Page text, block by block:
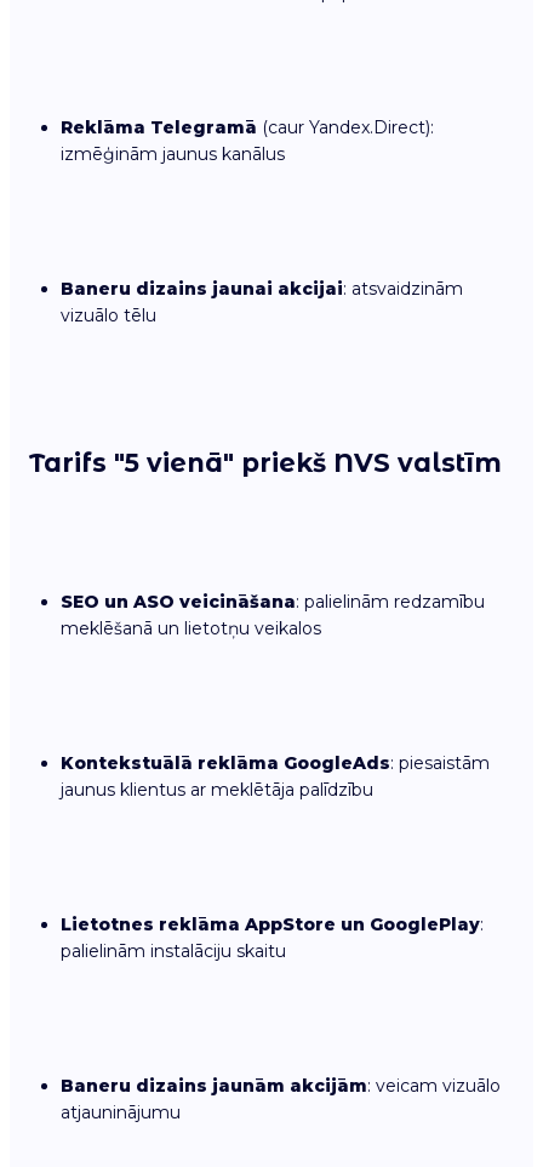
Reklāma Telegramā (caur Yandex.Direct):
izmēģinām jaunus kanālus
Baneru dizains jaunai akcijai: atsvaidzinām
vizuālo tēlu
Tarifs "5 vienā" priekš NVS valstīm
SEO un ASO veicināšana: palielinām redzamību
meklēšanā un lietotņu veikalos
Kontekstuālā reklāma GoogleAds: piesaistām
jaunus klientus ar meklētāja palīdzību
Lietotnes reklāma AppStore un GooglePlay:
palielinām instalāciju skaitu
Baneru dizains jaunām akcijām: veicam vizuālo
atjauninājumu